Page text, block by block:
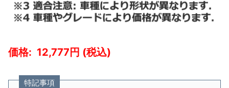
12,777
特記事項